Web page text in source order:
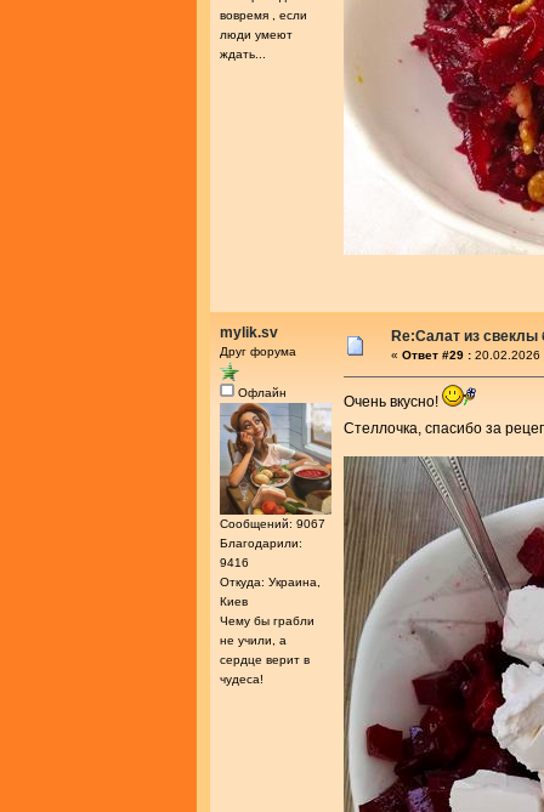
вовремя , если
люди умеют
ждать...
mylik.sv
Друг форума
Офлайн
Сообщений: 9067
Благодарили:
9416
Откуда: Украина,
Киев
Чему бы грабли
не учили, а
сердце верит в
чудеса!
Re:Салат из свеклы
« Ответ #29 : 20.02.2026
Очень вкусно!
Стеллочка, спасибо за